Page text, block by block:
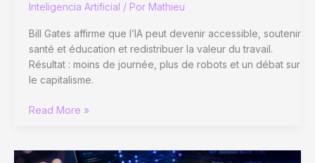
Inteligencia Artificial / Por Mathieu
Bill Gates affirme que l’IA peut devenir accessible, soutenir
santé et éducation et redistribuer la valeur du travail.
Résultat : moins de journée, plus de robots et un débat sur
le capitalisme.
Bill
inteligencia
Read More »